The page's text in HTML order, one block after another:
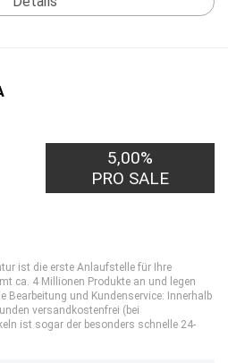
5,00%
PRO SALE
ist die erste Anlaufstelle für Ihre
ca. 4 Millionen Produkte an und legen
Bearbeitung und Kundenservice: Innerhalb
versandkostenfrei (bei
ist sogar der besonders schnelle 24-